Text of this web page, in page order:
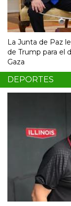
La Junta de Paz
de Trump para el
Gaza
DEPORTES